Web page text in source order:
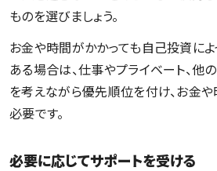
ものを選びましょう。
お金や時間がかかっても自己投資に
ある場合は、仕事やプライベート、他
を考えながら優先順位を付け、お金
必要です。
必要に応じてサポートを受ける